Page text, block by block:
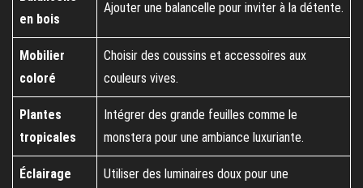
en bois
Ajouter une balancelle pour inviter à la détente.
Mobilier
coloré
Choisir des coussins et accessoires aux
couleurs vives.
Plantes
tropicales
Intégrer des grande feuilles comme le
monstera pour une ambiance luxuriante.
Éclairage
Utiliser des luminaires doux pour une